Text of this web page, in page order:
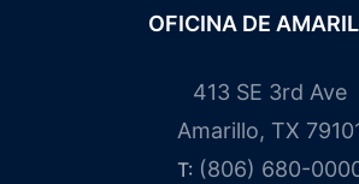
OFICINA DE
413 SE 3rd Ave
Amarillo, TX
T: (806) 680-